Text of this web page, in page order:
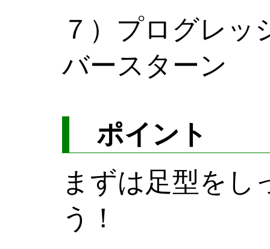
７）プログレ
バースターン
ポイント
まずは足型をし
う！